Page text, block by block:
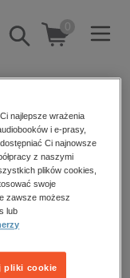
Pokaż/schowaj
wyszukiwarkę
0
Filtrowanie
najlepsze wrażenia
i e-prasy,
Ci najnowsze
z naszymi
plików cookies,
swoje
zawsze możesz
lub
pliki cookie